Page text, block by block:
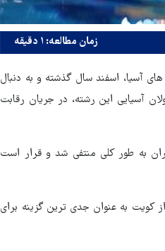
زمان مطالعه: ۱ دقیقه
آسیا، اسفند سال گذشته و به دنبال
آسیایی این رشته، در جریان رقابت
در ایران به طور کلی منتفی شد و قرار است
کویت به عنوان جدی ترین گزینه برای